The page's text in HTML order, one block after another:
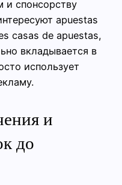
и спонсорству
apuestas
casas de apuestas,
вкладывается в
использует
и
до